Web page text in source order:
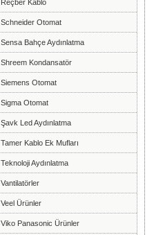
Reçber Kablo
Schneider Otomat
Sensa Bahçe Aydınlatma
Shreem Kondansatör
Siemens Otomat
Sigma Otomat
Şavk Led Aydınlatma
Tamer Kablo Ek Mufları
Teknoloji Aydınlatma
Vantilatörler
Veel Ürünler
Viko Panasonic Ürünler